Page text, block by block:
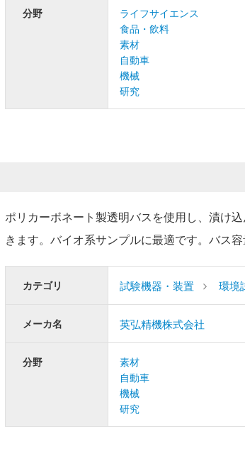
分野
ライフサイエンス
食品・飲料
素材
自動車
機械
研究
ポリカーボネート製透明バスを使用し、漬け
きます。バイオ系サンプルに最適です。バス
カテゴリ 試験機器・装置 環境
メーカ名 英弘精機株式会社
分野
素材
自動車
機械
研究